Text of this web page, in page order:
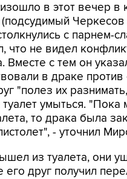
в этот вечер в
(подсудимый
с парнем-
что не видел
Вместе с тем он
в драке против
"полез их
умыться.
то драка была
- уточнил
из туалета, они
его друг получил